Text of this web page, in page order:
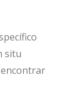
situ